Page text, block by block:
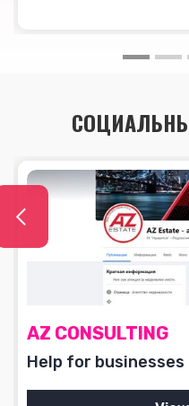
AZ CONSULTING
Help for businesses